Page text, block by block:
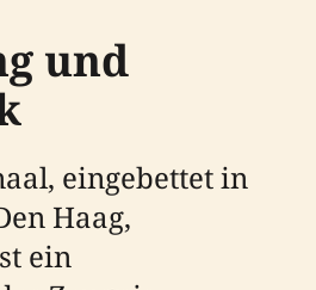
und
eingebettet in
Haag,
ein